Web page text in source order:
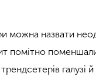
можна назвати
помітно
галузі й